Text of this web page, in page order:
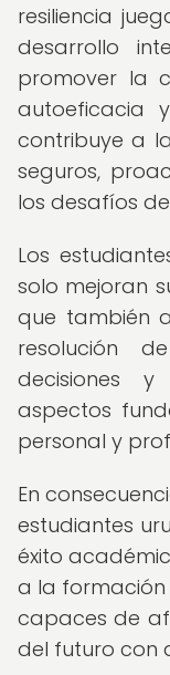
resiliencia
desarrollo
promover la
autoeficacia
contribuye a
seguros,
los desafíos
Los
solo mejoran
que también
resolución
decisiones
aspectos
personal y
En
estudiantes
éxito
a la formación
capaces de
del futuro con